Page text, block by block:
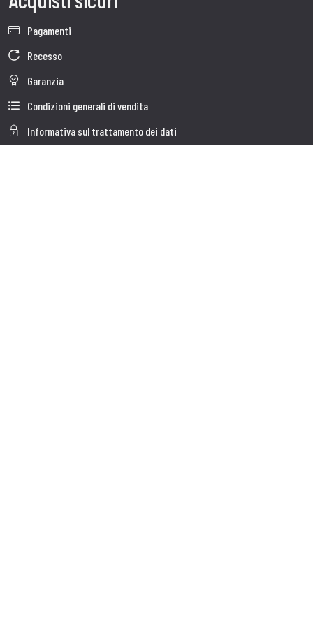
Pagamenti
Recesso
Garanzia
Condizioni generali di vendita
Informativa sul trattamento dei dati